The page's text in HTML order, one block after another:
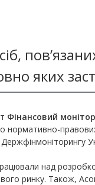
яких
Фінансовий
нормативно-
над
ринку. Також,